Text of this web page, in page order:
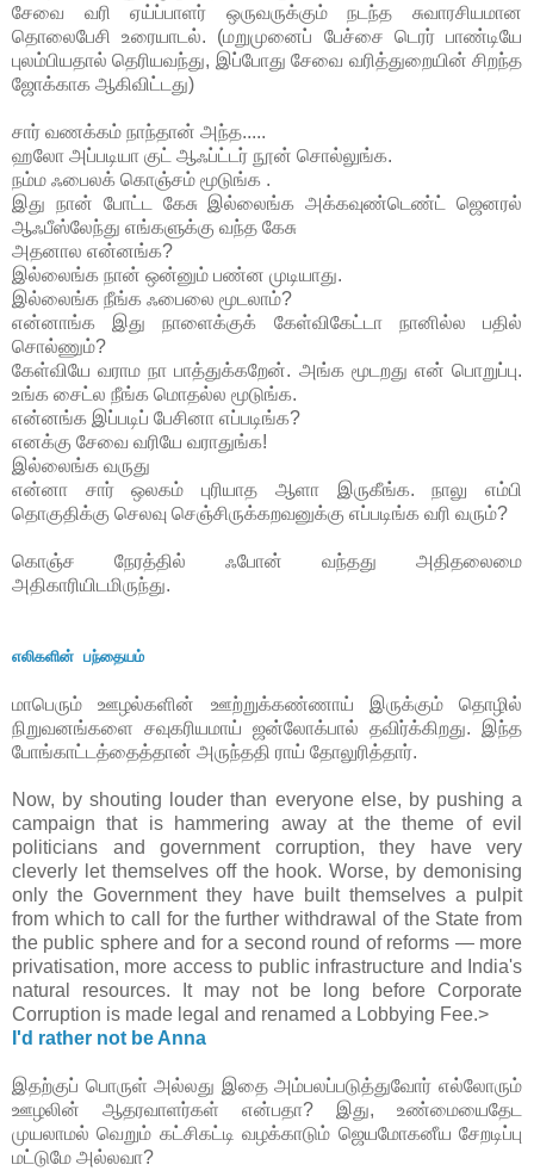
சேவை வரி ஏய்ப்பாளர் ஒருவருக்கும் நடந்த சுவாரசியமான
தொலைபேசி உரையாடல். (மறுமுனைப் பேச்சை டெரர் பாண்டியே
புலம்பியதால் தெரியவந்து, இப்போது சேவை வரித்துறையின் சிறந்த
ஜோக்காக ஆகிவிட்டது)
சார் வணக்கம் நாந்தான் அந்த.....
ஹலோ அப்படியா குட் ஆஃப்ட்டர் நூன் சொல்லுங்க.
நம்ம ஃபைலக் கொஞ்சம் மூடுங்க .
இது நான் போட்ட கேசு இல்லைங்க அக்கவுண்டெண்ட் ஜெனரல்
ஆஃபீஸ்லேந்து எங்களுக்கு வந்த கேசு
அதனால என்னங்க?
இல்லைங்க நான் ஒன்னும் பண்ன முடியாது.
இல்லைங்க நீங்க ஃபைலை மூடலாம்?
என்னாங்க இது நாளைக்குக் கேள்விகேட்டா நானில்ல பதில்
சொல்ணும்?
கேள்வியே வராம நா பாத்துக்கறேன். அங்க மூடறது என் பொறுப்பு.
உங்க சைட்ல நீங்க மொதல்ல மூடுங்க.
என்னங்க இப்படிப் பேசினா எப்படிங்க?
எனக்கு சேவை வரியே வராதுங்க!
இல்லைங்க வருது
என்னா சார் ஒலகம் புரியாத ஆளா இருகீங்க. நாலு எம்பி
தொகுதிக்கு செலவு செஞ்சிருக்கறவனுக்கு எப்படிங்க வரி வரும்?
கொஞ்ச நேரத்தில் ஃபோன் வந்தது அதிதலைமை
அதிகாரியிடமிருந்து.
எலிகளின் பந்தையம்
மாபெரும் ஊழல்களின் ஊற்றுக்கண்ணாய் இருக்கும் தொழில்
நிறுவனங்களை சவுகரியமாய் ஜன்லோக்பால் தவிர்க்கிறது. இந்த
போங்காட்டத்தைத்தான் அருந்ததி ராய் தோலுரித்தார்.
Now, by shouting louder than everyone else, by pushing a
campaign that is hammering away at the theme of evil
politicians and government corruption, they have very
cleverly let themselves off the hook. Worse, by demonising
only the Government they have built themselves a pulpit
from which to call for the further withdrawal of the State from
the public sphere and for a second round of reforms — more
privatisation, more access to public infrastructure and India's
natural resources. It may not be long before Corporate
Corruption is made legal and renamed a Lobbying Fee.>
I'd rather not be Anna
இதற்குப் பொருள் அல்லது இதை அம்பலப்படுத்துவோர் எல்லோரும்
ஊழலின் ஆதரவாளர்கள் என்பதா? இது, உண்மையைதேட
முயலாமல் வெறும் கட்சிகட்டி வழக்காடும் ஜெயமோகனீய சேறடிப்பு
மட்டுமே அல்லவா?